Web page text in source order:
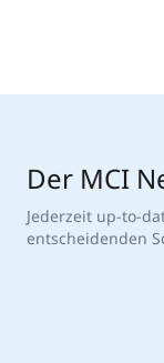
Der MCI
Jederzeit up-to-
entscheidenden